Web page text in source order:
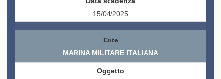
15/04/2025
MARINA MILITARE ITALIANA